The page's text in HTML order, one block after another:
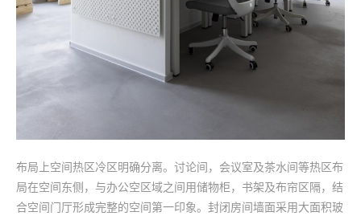
布局上空间热区冷区明确分离。讨论间，会议室及茶水间等热区布
局在空间东侧，与办公空区域之间用储物柜，书架及布帘区隔，结
合空间门厅形成完整的空间第一印象。封闭房间墙面采用大面积玻